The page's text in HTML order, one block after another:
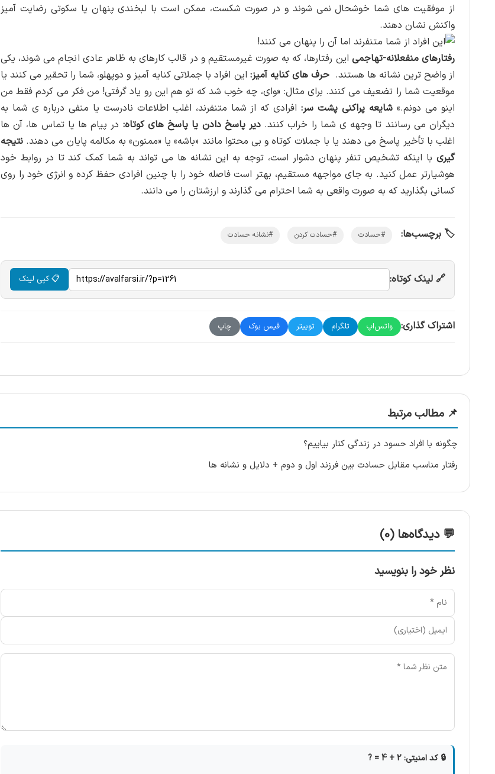
از موفقیت های شما خوشحال نمی شوند و در صورت شکست، ممکن است با لبخندی پنهان یا سکوتی رضایت آمیز
واکنش نشان دهند.
رفتارهای منفعلانه-تهاجمی این رفتارها، که به صورت غیرمستقیم و در قالب کارهای به ظاهر عادی انجام می شوند، یکی
از واضح ترین نشانه ها هستند. حرف های کنایه آمیز: این افراد با جملاتی کنایه آمیز و دوپهلو، شما را تحقیر می کنند یا
موقعیت شما را تضعیف می کنند. برای مثال: «وای، چه خوب شد که تو هم این رو یاد گرفتی! من فکر می کردم فقط من
اینو می دونم.» شایعه پراکنی پشت سر:افرادی که از شما متنفرند، اغلب اطلاعات نادرست یا منفی درباره ی شما به
دیگران می رسانند تا وجهه ی شما را خراب کنند.دیر پاسخ دادن یا پاسخ های کوتاه: در پیام ها یا تماس ها، آن ها
اغلب با تأخیر پاسخ می دهند یا با جملات کوتاه و بی محتوا مانند «باشه» یا «ممنون» به مکالمه پایان می دهند. نتیجه
گیری با اینکه تشخیص تنفر پنهان دشوار است، توجه به این نشانه ها می تواند به شما کمک کند تا در روابط خود
هوشیارتر عمل کنید. به جای مواجهه مستقیم، بهتر است فاصله خود را با چنین افرادی حفظ کرده و انرژی خود را روی
کسانی بگذارید که به صورت واقعی به شما احترام می گذارند و ارزشتان را می دانند.
🏷️ برچسب‌ها: #حسادت #حسادت کردن #نشانه حسادت
🔗 لینک کوتاه: 📋 کپی لینک
اشتراک گذاری: واتس‌اپ تلگرام توییتر فیس بوک چاپ
📌 مطالب مرتبط
چگونه با افراد حسود در زندگی کنار بیاییم؟
رفتار مناسب مقابل حسادت بین فرزند اول و دوم + دلایل و نشانه ها
💬 دیدگاه‌ها (0)
نظر خود را بنویسید
🔒 کد امنیتی: 2 + 4 = ?